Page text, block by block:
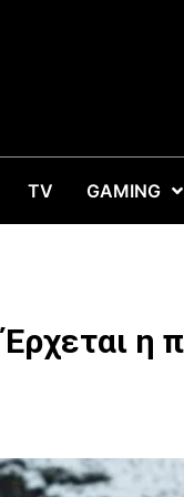
TV GAMING
η